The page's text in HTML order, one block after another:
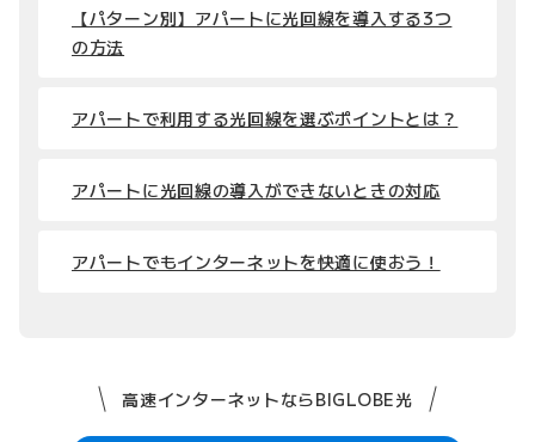
【パターン別】アパートに光回線を導入する3つ
の方法
アパートで利用する光回線を選ぶポイントとは？
アパートに光回線の導入ができないときの対応
アパートでもインターネットを快適に使おう！
高速インターネットならBIGLOBE光